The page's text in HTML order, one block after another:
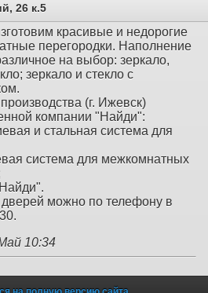
26 к.5
красивые и недорогие
перегородки. Наполнение
на выбор: зеркало,
зеркало и стекло с
(г. Ижевск)
компании "Найди":
и стальная система для
система для межкомнатных
дверей можно по телефону в
10:34